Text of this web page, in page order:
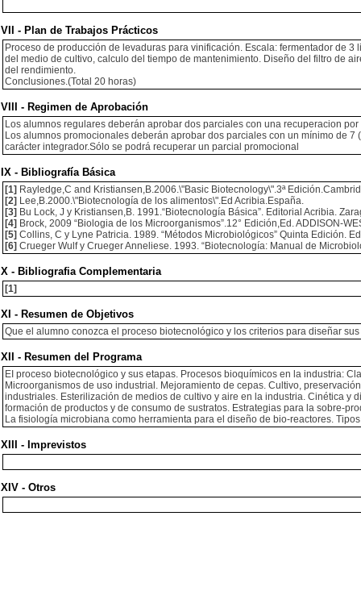
VII - Plan de Trabajos Prácticos
Proceso de producción de levaduras para vinificación. Escala: fermentador de
del medio de cultivo, calculo del tiempo de mantenimiento. Diseño del filtro de
del rendimiento.
Conclusiones.(Total 20 horas)
VIII - Regimen de Aprobación
Los alumnos regulares deberán aprobar dos parciales con una recuperacion
Los alumnos promocionales deberán aprobar dos parciales con un mínimo de
carácter integrador.Sólo se podrá recuperar un parcial promocional
IX - Bibliografía Básica
[1] Rayledge,C and Kristiansen,B.2006.\"Basic Biotecnology\".3ª
[2] Lee,B.2000.\"Biotecnología de los alimentos\".Ed Acribia.España.
[3] Bu Lock, J y Kristiansen,B. 1991.“Biotecnología Básica”. Editorial Acribia.
[4] Brock, 2009 “Biologia de los Microorganismos”.12° Edición,Ed. ADDISON-
[5] Collins, C y Lyne Patricia. 1989. “Métodos Microbiológicos” Quinta Edición.
[6] Crueger Wulf y Crueger Anneliese. 1993. “Biotecnología: Manual de
X - Bibliografia Complementaria
[1]
XI - Resumen de Objetivos
Que el alumno conozca el proceso biotecnológico y los criterios para diseñar
XII - Resumen del Programa
EI proceso biotecnológico y sus etapas. Procesos bioquímicos en la industria:
Microorganismos de uso industrial. Mejoramiento de cepas. Cultivo,
industriales. Esterilización de medios de cultivo y aire en la industria. Cinética
formación de productos y de consumo de sustratos. Estrategias para la sobre-
La fisiología microbiana como herramienta para el diseño de bio-reactores.
XIII - Imprevistos
XIV - Otros